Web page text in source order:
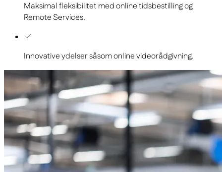
Maksimal fleksibilitet med online tidsbestilling og
Remote Services.
Innovative ydelser såsom online videorådgivning.